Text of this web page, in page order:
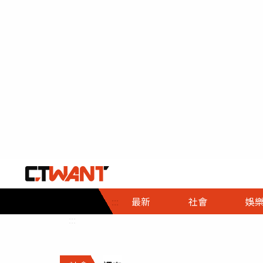
::: 最新 社會
社會首頁
時事
調查
娛樂
娛樂首頁
即時
財經首頁
熱線
政